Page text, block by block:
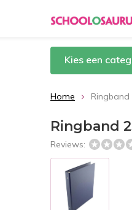
Kies een
Home
Ringband
Reviews: